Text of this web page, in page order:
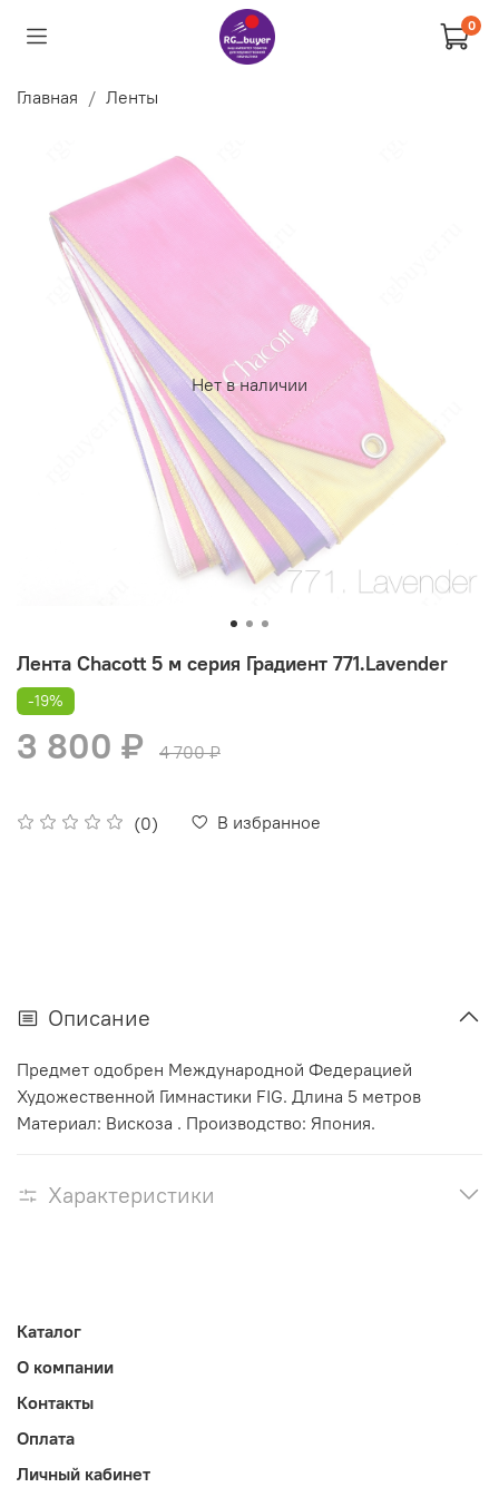
0
Главная Ленты
Нет в наличии
Лента Chacott 5 м серия Градиент 771.Lavender
(0) В избранное
-19%
3 800 ₽ 4 700 ₽
Описание
Предмет одобрен Международной Федерацией
Художественной Гимнастики FIG. Длина 5 метров
Материал: Вискоза . Производство: Япония.
Характеристики
Каталог
О компании
Контакты
Оплата
Личный кабинет